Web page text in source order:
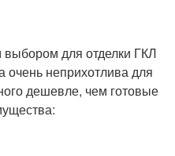
для отделки ГКЛ
очень неприхотлива для
дешевле, чем готовые